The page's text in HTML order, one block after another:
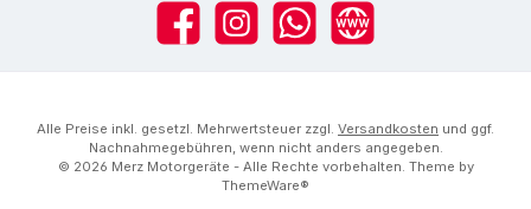
FacebookInstagramWhatsAppWebsite
Alle Preise inkl. gesetzl. Mehrwertsteuer zzgl. Versandkosten und ggf.
Nachnahmegebühren, wenn nicht anders angegeben.
© 2026 Merz Motorgeräte - Alle Rechte vorbehalten. Theme by
ThemeWare®